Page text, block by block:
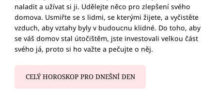
naladit a užívat si ji. Udělejte něco pro zlepšení svého
domova. Usmiřte se s lidmi, se kterými žijete, a vyčistěte
vzduch, aby vztahy byly v budoucnu klidné. Do toho, aby
se váš domov stal útočištěm, jste investovali velkou část
svého já, proto si ho važte a pečujte o něj.
CELÝ HOROSKOP PRO DNEŠNÍ DEN